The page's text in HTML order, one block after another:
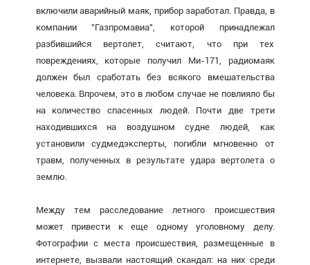
включили аварийный маяк, прибор заработал. Правда, в
компании "Газпромавиа", которой принадлежал
разбившийся вертолет, считают, что при тех
повреждениях, которые получил Ми-171, радиомаяк
должен был сработать без всякого вмешательства
человека. Впрочем, это в любом случае не повлияло бы
на количество спасенных людей. Почти две трети
находившихся на воздушном судне людей, как
установили судмедэксперты, погибли мгновенно от
травм, полученных в результате удара вертолета о
землю.
Между тем расследование летного происшествия
может привести к еще одному уголовному делу.
Фотографии с места происшествия, размещенные в
интернете, вызвали настоящий скандал: на них среди